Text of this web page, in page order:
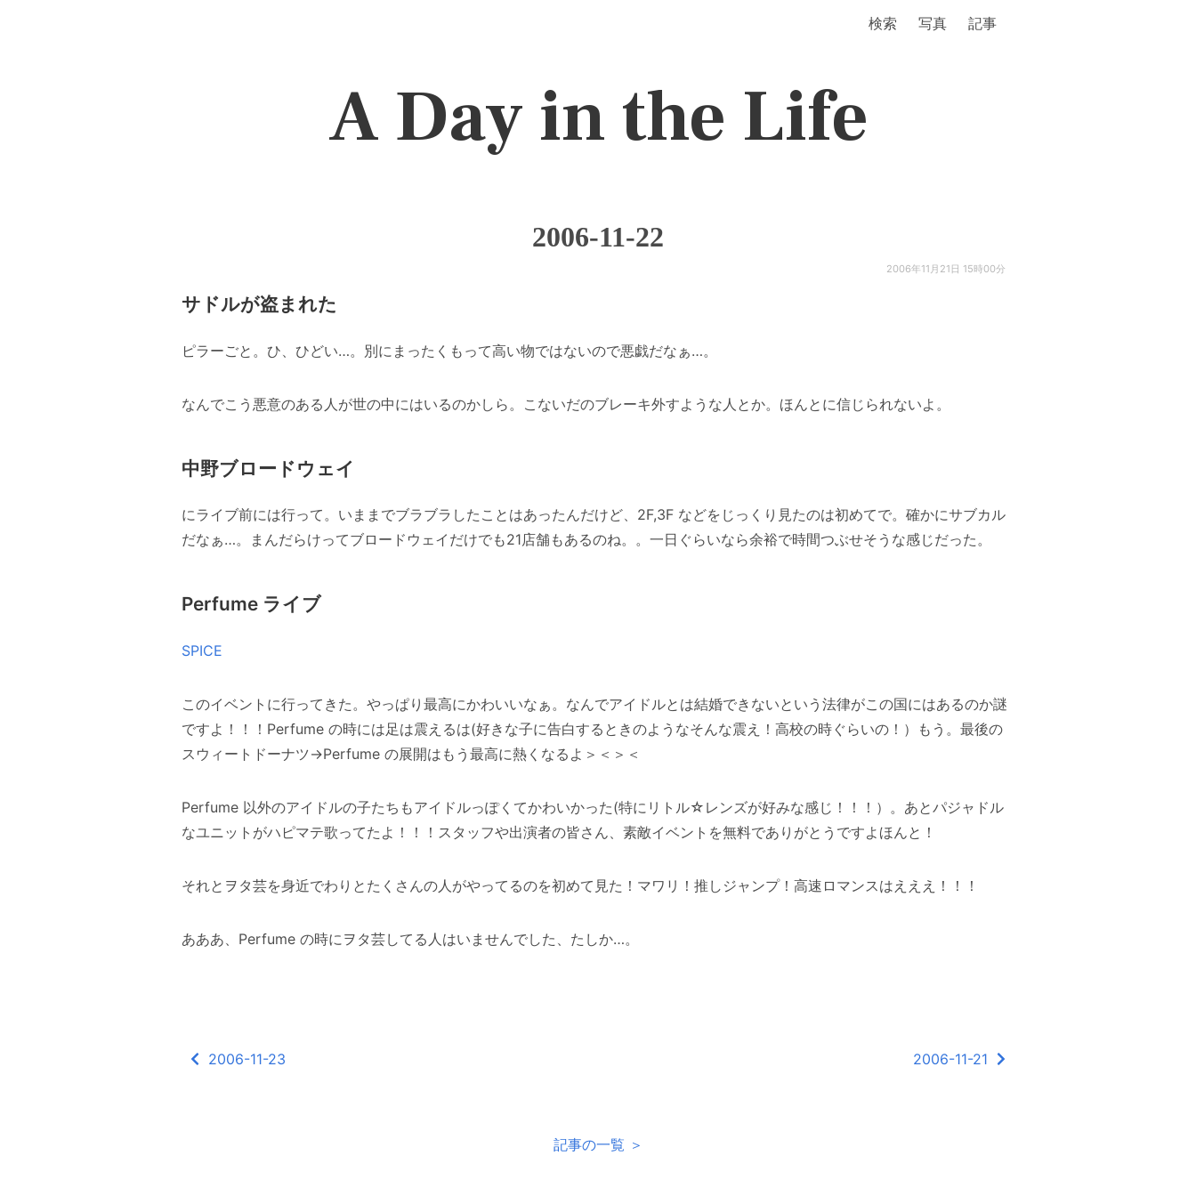
検索 写真 記事
A Day in the Life
2006-11-22
2006年11月21日 15時00分
サドルが盗まれた
ピラーごと。ひ、ひどい…。別にまったくもって高い物ではないので悪戯だなぁ…。
なんでこう悪意のある人が世の中にはいるのかしら。こないだのブレーキ外すような人とか。ほんとに信じられないよ。
中野ブロードウェイ
にライブ前には行って。いままでブラブラしたことはあったんだけど、2F,3F などをじっくり見たのは初めてで。確かにサブカル
だなぁ…。まんだらけってブロードウェイだけでも21店舗もあるのね。。一日ぐらいなら余裕で時間つぶせそうな感じだった。
Perfume ライブ
SPICE
このイベントに行ってきた。やっぱり最高にかわいいなぁ。なんでアイドルとは結婚できないという法律がこの国にはあるのか謎
ですよ！！！Perfume の時には足は震えるは(好きな子に告白するときのようなそんな震え！高校の時ぐらいの！）もう。最後の
スウィートドーナツ→Perfume の展開はもう最高に熱くなるよ＞＜＞＜
Perfume 以外のアイドルの子たちもアイドルっぽくてかわいかった(特にリトル☆レンズが好みな感じ！！！）。あとパジャドル
なユニットがハピマテ歌ってたよ！！！スタッフや出演者の皆さん、素敵イベントを無料でありがとうですよほんと！
それとヲタ芸を身近でわりとたくさんの人がやってるのを初めて見た！マワリ！推しジャンプ！高速ロマンスはえええ！！！
あああ、Perfume の時にヲタ芸してる人はいませんでした、たしか…。
2006-11-23 2006-11-21
記事の一覧 ＞